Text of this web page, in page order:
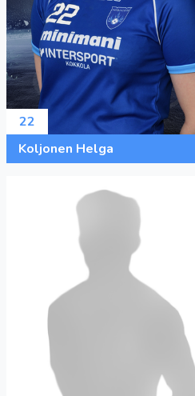
22
Koljonen Helga